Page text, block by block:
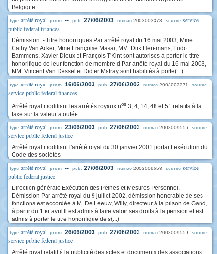
Belgique
type arrêté royal prom. -- pub. 27/06/2003 numac 2003003373 source service
public federal finances
Démission. - Titre honorifiques Par arrêté royal du 16 mai 2003, Mme
Cathy Van Acker, Mme Françoise Masai, MM. Dirk Heremans, Ludo
Bammens, Xavier Dieux et François T'Kint sont autorisés à porter le titre
honorifique de leur fonction de membre d Par arrêté royal du 16 mai 2003,
MM. Vincent Van Dessel et Didier Matray sont habilités à porte(...)
type arrêté royal prom. 16/06/2003 pub. 27/06/2003 numac 2003003371 source
service public federal finances
Arrêté royal modifiant les arrêtés royaux nos 3, 4, 14, 48 et 51 relatifs à la
taxe sur la valeur ajoutée
type arrêté royal prom. 23/06/2003 pub. 27/06/2003 numac 2003009556 source
service public federal justice
Arrêté royal modifiant l'arrêté royal du 30 janvier 2001 portant exécution du
Code des sociétés
type arrêté royal prom. -- pub. 27/06/2003 numac 2003009558 source service
public federal justice
Direction générale Exécution des Peines et Mesures Personnel. -
Démission Par arrêté royal du 9 juillet 2002, démission honorable de ses
fonctions est accordée à M. De Leeuw, Willy, directeur à la prison de Gand,
à partir du 1 er avril Il est admis à faire valoir ses droits à la pension et est
admis à porter le titre honorifique de s(...)
type arrêté royal prom. 26/06/2003 pub. 27/06/2003 numac 2003009559 source
service public federal justice
Arrêté royal relatif à la publicité des actes et documents des associations